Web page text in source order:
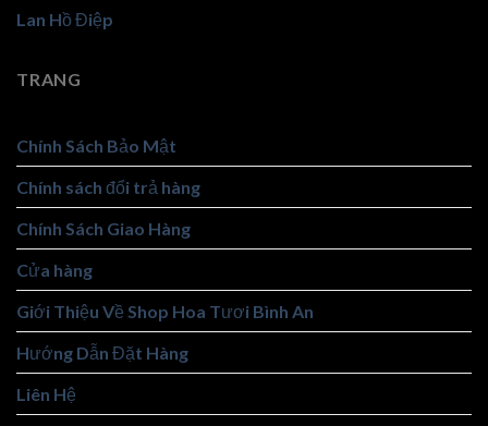
Lan Hồ Điệp
TRANG
Chính Sách Bảo Mật
Chính sách đổi trả hàng
Chính Sách Giao Hàng
Cửa hàng
Giới Thiệu Về Shop Hoa Tươi Bình An
Hướng Dẫn Đặt Hàng
Liên Hệ